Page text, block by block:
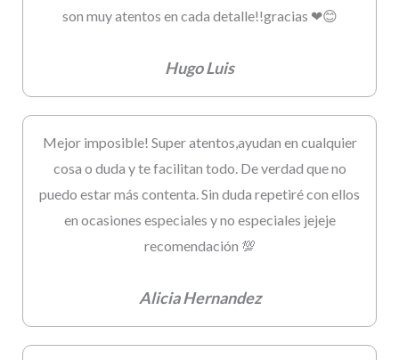
son muy atentos en cada detalle!!gracias ❤😊
Hugo Luis
Mejor imposible! Super atentos,ayudan en cualquier
cosa o duda y te facilitan todo. De verdad que no
puedo estar más contenta. Sin duda repetiré con ellos
en ocasiones especiales y no especiales jejeje
recomendación 💯
Alicia Hernandez